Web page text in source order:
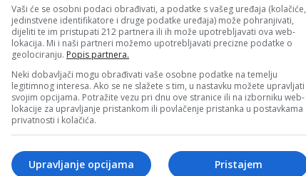
Univerzitet i Akademija likovnih…
Pročitaj više
nk 2 29. Oktobra 2024.
Šta se krije iza lažnih dojava, pa
ni hapšenja ne pomažu?
između ostalih, u Medicinskoj školi…
Vaši će se osobni podaci obrađivati, a podatke s vašeg uređaja (kolačiće,
jedinstvene identifikatore i druge podatke uređaja) može pohranjivati,
dijeliti te im pristupati 212 partnera ili ih može upotrebljavati ova web-
lokacija. Mi i naši partneri možemo upotrebljavati precizne podatke o
geolociranju. Popis partnera.
Neki dobavljači mogu obrađivati vaše osobne podatke na temelju
legitimnog interesa. Ako se ne slažete s tim, u nastavku možete upravljati
svojim opcijama. Potražite vezu pri dnu ove stranice ili na izborniku web-
lokacije za upravljanje pristankom ili povlačenje pristanka u postavkama
privatnosti i kolačića.
Pristajem
Upravljanje opcijama